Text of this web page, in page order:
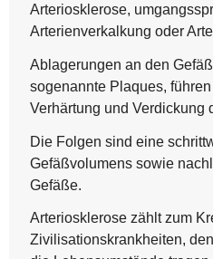
Arteriosklerose,
Arterienverkalkung oder
Ablagerungen an den
sogenannte Plaques,
Verhärtung und Verdickung
Die Folgen sind eine
Gefäßvolumens sowie
Gefäße.
Arteriosklerose zählt zum
Zivilisationskrankheiten,